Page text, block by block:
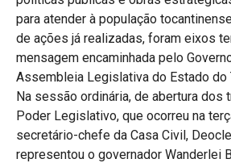
para atender à população
de ações já realizadas, foram eixos
mensagem encaminhada pelo
Assembleia Legislativa do Estado do
Na sessão ordinária, de abertura dos
Poder Legislativo, que ocorreu na
secretário-chefe da Casa Civil,
representou o governador Wanderlei